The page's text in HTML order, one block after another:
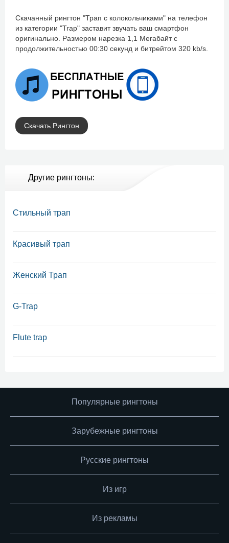
Скачанный рингтон "Трап с колокольчиками" на телефон
из категории "Trap" заставит звучать ваш смартфон
оригинально. Размером нарезка 1,1 Мегабайт с
продолжительностью 00:30 секунд и битрейтом 320 kb/s.
Скачать Рингтон
Другие рингтоны:
Стильный трап
Красивый трап
Женский Трап
G-Trap
Flute trap
Популярные рингтоны
Зарубежные рингтоны
Русские рингтоны
Из игр
Из рекламы